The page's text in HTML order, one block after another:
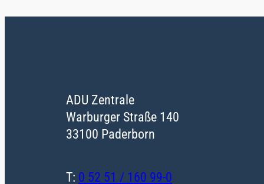
ADU Zentrale
Warburger Straße 140
33100 Paderborn
T: 0 52 51 / 160 99-0